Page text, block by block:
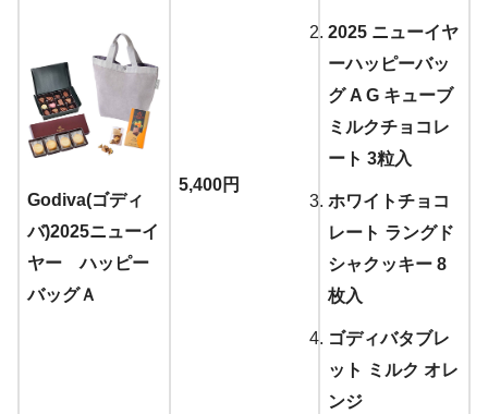
Godiva(ゴディ
バ)2025ニューイ
ヤー ハッピー
バッグＡ
5,400円
2025 ニューイヤ
ーハッピーバッ
グ A G キューブ
ミルクチョコレ
ート 3粒入
ホワイトチョコ
レート ラングド
シャクッキー 8
枚入
ゴディバタブレ
ット ミルク オレ
ンジ